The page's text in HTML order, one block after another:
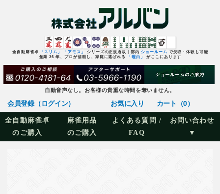
全自動麻雀卓 「スリム」 「アモス」 シリーズの正規通販｜都内 ショールーム で受取・体験も可能
創業 36 年、プロが信頼し、家庭に選ばれる 「理由」 がここにあります
自動音声なし。お客様の貴重な時間を奪いません。
会員登録（ログイン） お気に入り カート（0）
全自動麻雀卓
のご購入
麻雀用品
のご購入
よくある質問 /
FAQ
お問い合わせ
▼